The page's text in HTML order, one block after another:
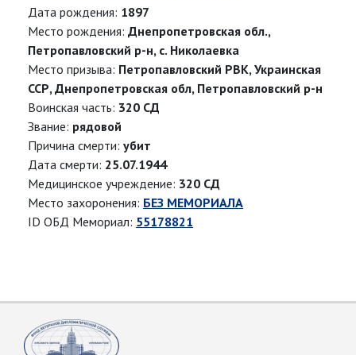
Дата рождения: 1897
Место рождения: Днепропетровская обл.,
Петропавловский р-н, с. Николаевка
Место призыва: Петропавловский РВК, Украинская
ССР, Днепропетровская обл, Петропавловский р-н
Воинская часть: 320 СД
Звание: рядовой
Причина смерти: убит
Дата смерти: 25.07.1944
Медицинское учреждение: 320 СД
Место захоронения: БЕЗ МЕМОРИАЛА
ID ОБД Мемориал: 55178821